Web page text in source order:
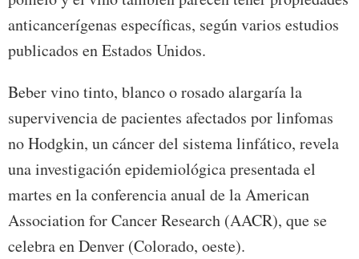
anticancerígenas específicas, según varios estudios
publicados en Estados Unidos.
Beber vino tinto, blanco o rosado alargaría la
supervivencia de pacientes afectados por linfomas
no Hodgkin, un cáncer del sistema linfático, revela
una investigación epidemiológica presentada el
martes en la conferencia anual de la American
Association for Cancer Research (AACR), que se
celebra en Denver (Colorado, oeste).